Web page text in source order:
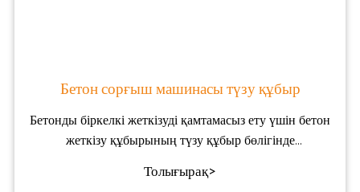
Бетон сорғыш машинасы түзу құбыр
Бетонды біркелкі жеткізуді қамтамасыз ету үшін бетон
жеткізу құбырының түзу құбыр бөлігінде
Толығырақ>